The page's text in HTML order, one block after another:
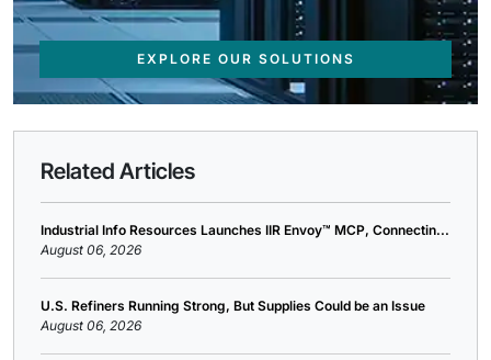
EXPLORE OUR SOLUTIONS
Related Articles
Industrial Info Resources Launches IIR Envoy™ MCP, Connectin...
August 06, 2026
U.S. Refiners Running Strong, But Supplies Could be an Issue
August 06, 2026